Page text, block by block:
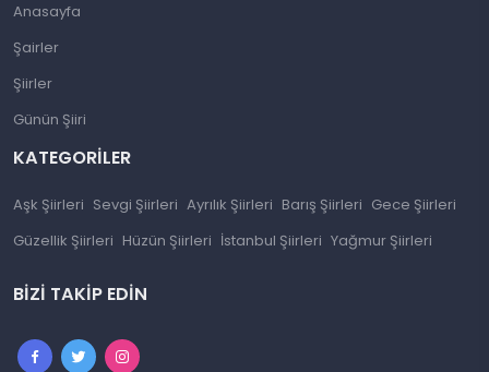
Anasayfa
Şairler
Şiirler
Günün Şiiri
KATEGORILER
Aşk Şiirleri Sevgi Şiirleri Ayrılık Şiirleri Barış Şiirleri Gece Şiirleri
Güzellik Şiirleri Hüzün Şiirleri İstanbul Şiirleri Yağmur Şiirleri
BIZI TAKIP EDIN